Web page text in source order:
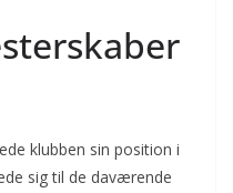
klubben sin position i
sig til de daværende